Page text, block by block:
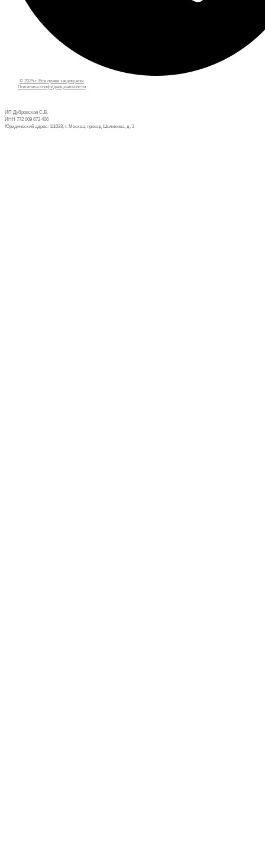
© 2025 г. Все права защищены
Политика конфиденциальности
ИП Дубровская С.В.
ИНН 772 009 672 406
Юридический адрес: 111033, г. Москва, проезд Шелихова, д. 2